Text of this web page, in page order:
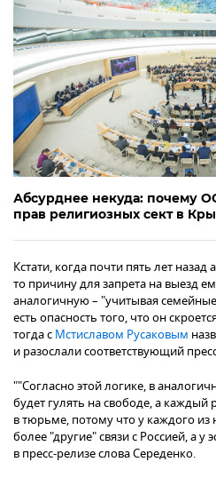
Абсурднее некуда: почему
прав религиозных сект в
Кстати, когда почти пять лет назад
то причину для запрета на выезд
аналогичную – "учитывая
есть опасность того, что он
тогда с Мстиславом Русаковым
и разослали соответствующий
""Согласно этой логике, в
будет гулять на свободе, а каждый
в тюрьме, потому что у каждого из
более "другие" связи с Россией, а у
в пресс-релизе слова Середенко.